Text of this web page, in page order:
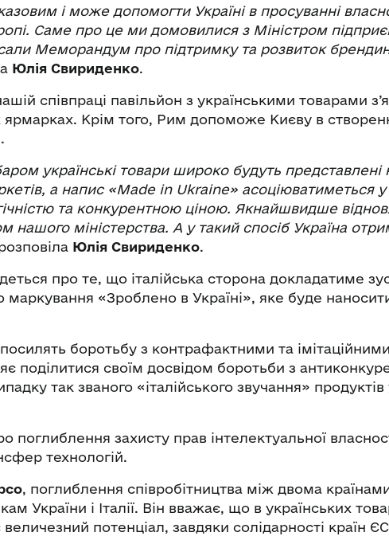
і може допомогти Україні в просуванні
Саме про це ми домовилися з Міністром
Меморандум про підтримку та розвиток
Юлія Свириденко.
співпраці павільйон з українськими товарами
ярмарках. Крім того, Рим допоможе Києву в
українські товари широко будуть представлені
а напис «Made in Ukraine» асоціюватиметься
та конкурентною ціною. Якнайшвидше
нашого міністерства. А у такий спосіб Україна
Юлія Свириденко.
про те, що італійська сторона докладатиме
маркування «Зроблено в Україні», яке буде
посилять боротьбу з контрафактними та
поділитися своїм досвідом боротьби з
так званого «італійського звучання»
захисту прав інтелектуальної
технологій.
, поглиблення співробітництва між двома
України і Італії. Він вважає, що в українських
потенціал, завдяки солідарності країн